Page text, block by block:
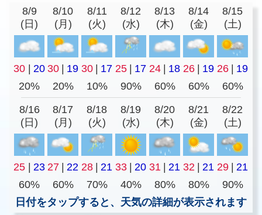
8/9
(日)
8/10
(月)
8/11
(火)
8/12
(水)
8/13
(木)
8/14
(金)
8/15
(土)
30 | 20 30 | 19 30 | 17 25 | 17 24 | 18 26 | 19 26 | 19
20%
20% 10% 90% 60% 60% 60%
8/16
(日)
8/17
(月)
8/18
(火)
8/19
(水)
8/20
(木)
8/21
(金)
8/22
(土)
25 | 23 27 | 22 28 | 21 33 | 20 31 | 21 32 | 21 29 | 21
60%
60% 70% 40% 80% 80%
90%
日付をタップすると、天気の詳細が表示されます